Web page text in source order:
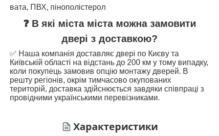
вата, ПВХ, пінополістерол
❓ В які міста міста можна замовити
двері з доставкою?
✅ Наша компанія доставляє двері по Києву та
Київській області на відстань до 200 км у тому випадку,
коли покупець замовив опцію монтажу дверей. В
решту регіонів, окрім тимчасово окупованих
територій, доставка здійснюється завдяки співпраці з
провідними українськими перевізниками.
Характеристики